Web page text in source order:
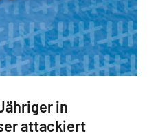
in
attackiert